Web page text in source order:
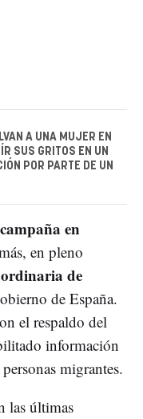
A UNA MUJER EN
SUS GRITOS EN UN
POR PARTE DE UN
en
en pleno
de
de España.
el respaldo del
información
migrantes.
las últimas